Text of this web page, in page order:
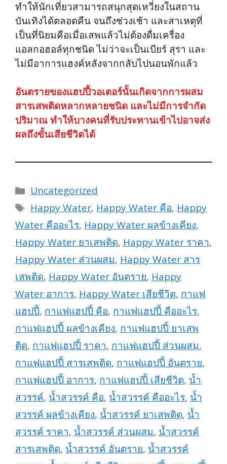
ทำให้นักเที่ยวสามารถสนุกสุดเหวี่ยงในสถาน
บันเทิงได้ตลอดคืน จนถึงช่วงเช้า และสาเหตุที่
เป็นที่นิยมคือเมื่อเสพแล้วไม่ต้องดื่มเครื่อง
แอลกอฮอล์ทุกชนิด ไม่ว่าจะเป็นเบียร์ สุรา และ
ไม่มีอาการแฮงค์หลังจากกลับไปนอนพักแล้ว
อันตรายของแฮปปี้วอเตอร์นั้นเกิดจากการผสม
สารเสพติดหลากหลายชนิด และไม่มีการจำกัด
ปริมาณ ทำให้บางคนที่รับประทานเข้าไปอาจส่ง
ผลถึงขั้นเสียชีวิตได้
Categories
Uncategorized
Tags
Happy Water, Happy Water คือ, Happy
Water คืออะไร, Happy Water ผลข้างเคียง,
Happy Water ยาเสพติด, Happy Water ราคา,
Happy Water ส่วนผสม, Happy Water สาร
เสพติด, Happy Water อันตราย, Happy
Water อาการ, Happy Water เสียชีวิต, กาแฟ
แฮปปี้, กาแฟแฮปปี้ คือ, กาแฟแฮปปี้ คืออะไร,
กาแฟแฮปปี้ ผลข้างเคียง, กาแฟแฮปปี้ ยาเสพ
ติด, กาแฟแฮปปี้ ราคา, กาแฟแฮปปี้ ส่วนผสม,
กาแฟแฮปปี้ สารเสพติด, กาแฟแฮปปี้ อันตราย,
กาแฟแฮปปี้ อาการ, กาแฟแฮปปี้ เสียชีวิต, น้ำ
สวรรค์, น้ำสวรรค์ คือ, น้ำสวรรค์ คืออะไร, น้ำ
สวรรค์ ผลข้างเคียง, น้ำสวรรค์ ยาเสพติด, น้ำ
สวรรค์ ราคา, น้ำสวรรค์ ส่วนผสม, น้ำสวรรค์
สารเสพติด, น้ำสวรรค์ อันตราย, น้ำสวรรค์